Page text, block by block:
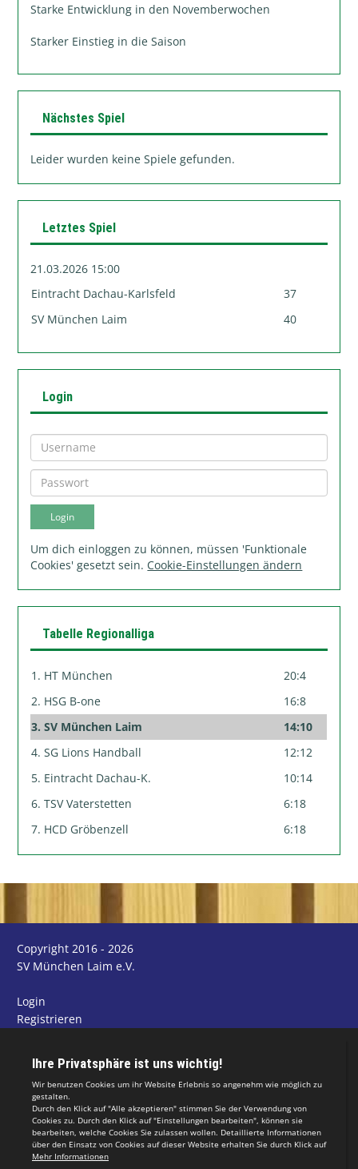
Starke Entwicklung in den Novemberwochen
Starker Einstieg in die Saison
Nächstes Spiel
Leider wurden keine Spiele gefunden.
Letztes Spiel
21.03.2026 15:00
Eintracht Dachau-Karlsfeld
37
SV München Laim
40
Login
Um dich einloggen zu können, müssen 'Funktionale
Cookies' gesetzt sein. Cookie-Einstellungen ändern
Tabelle Regionalliga
1. HT München
20:4
2. HSG B-one
16:8
3. SV München Laim
14:10
4. SG Lions Handball
12:12
5. Eintracht Dachau-K.
10:14
6. TSV Vaterstetten
6:18
7. HCD Gröbenzell
6:18
Copyright 2016 - 2026
SV München Laim e.V.
Login
Registrieren
Datenschutzerklärung
Teamsports 2
Dein Sportverein online